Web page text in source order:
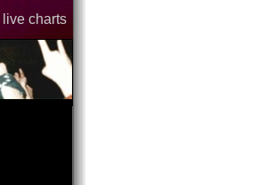
live charts